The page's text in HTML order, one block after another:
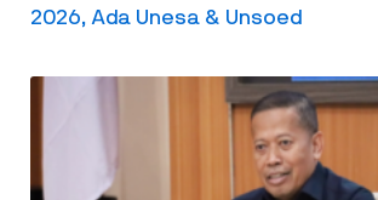
2026, Ada Unesa & Unsoed